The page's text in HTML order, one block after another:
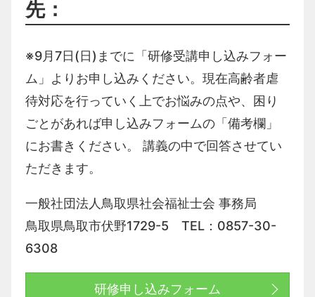
先：
※9月7日(日)までに「研修受講申し込みフォー
ム」よりお申し込みください。現在高齢者虐
待対応を行っていく上でお悩みの点や、困り
ごとがあれば申し込みフォームの「備考欄」
にお書きください。 講義の中で回答させてい
ただきます。
一般社団法人鳥取県社会福祉士会 事務局
鳥取県鳥取市伏野1729-5 TEL：0857-30-
6308
研修申し込みフォーム